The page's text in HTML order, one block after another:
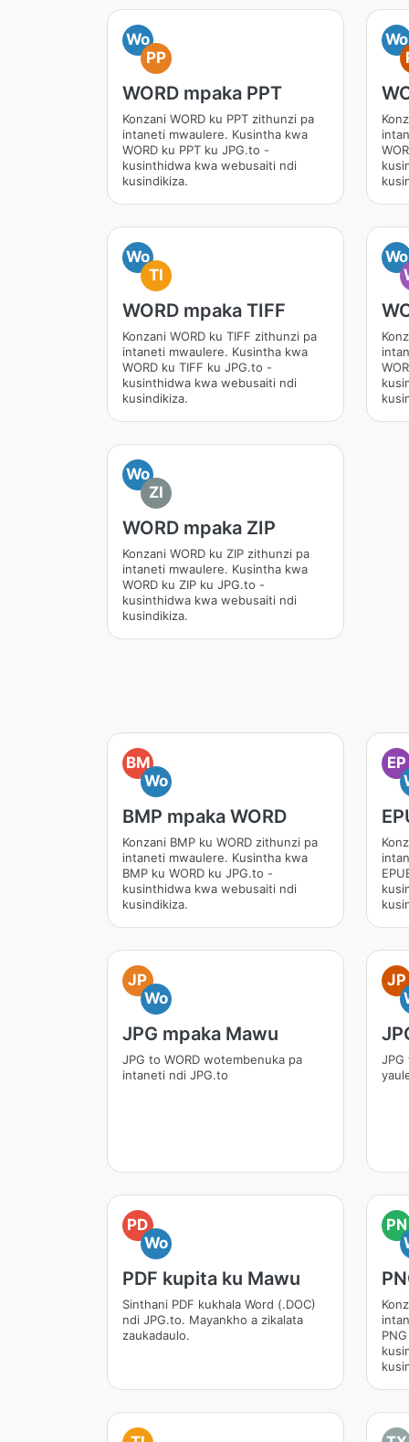
Wo
PP
WORD mpaka PPT
Konzani WORD ku PPT zithunzi pa
intaneti mwaulere. Kusintha kwa
WORD ku PPT ku JPG.to -
kusinthidwa kwa webusaiti ndi
kusindikiza.
Wo
Wo
TI
WORD mpaka TIFF
Konzani WORD ku TIFF zithunzi pa
intaneti mwaulere. Kusintha kwa
WORD ku TIFF ku JPG.to -
kusinthidwa kwa webusaiti ndi
kusindikiza.
Wo
Wo
ZI
WORD mpaka ZIP
Konzani WORD ku ZIP zithunzi pa
intaneti mwaulere. Kusintha kwa
WORD ku ZIP ku JPG.to -
kusinthidwa kwa webusaiti ndi
kusindikiza.
BM
Wo
BMP mpaka WORD
Konzani BMP ku WORD zithunzi pa
intaneti mwaulere. Kusintha kwa
BMP ku WORD ku JPG.to -
kusinthidwa kwa webusaiti ndi
kusindikiza.
EP
JP
Wo
JPG mpaka Mawu
JPG to WORD wotembenuka pa
intaneti ndi JPG.to
JP
PD
Wo
PDF kupita ku Mawu
Sinthani PDF kukhala Word (.DOC)
ndi JPG.to. Mayankho a zikalata
zaukadaulo.
PN